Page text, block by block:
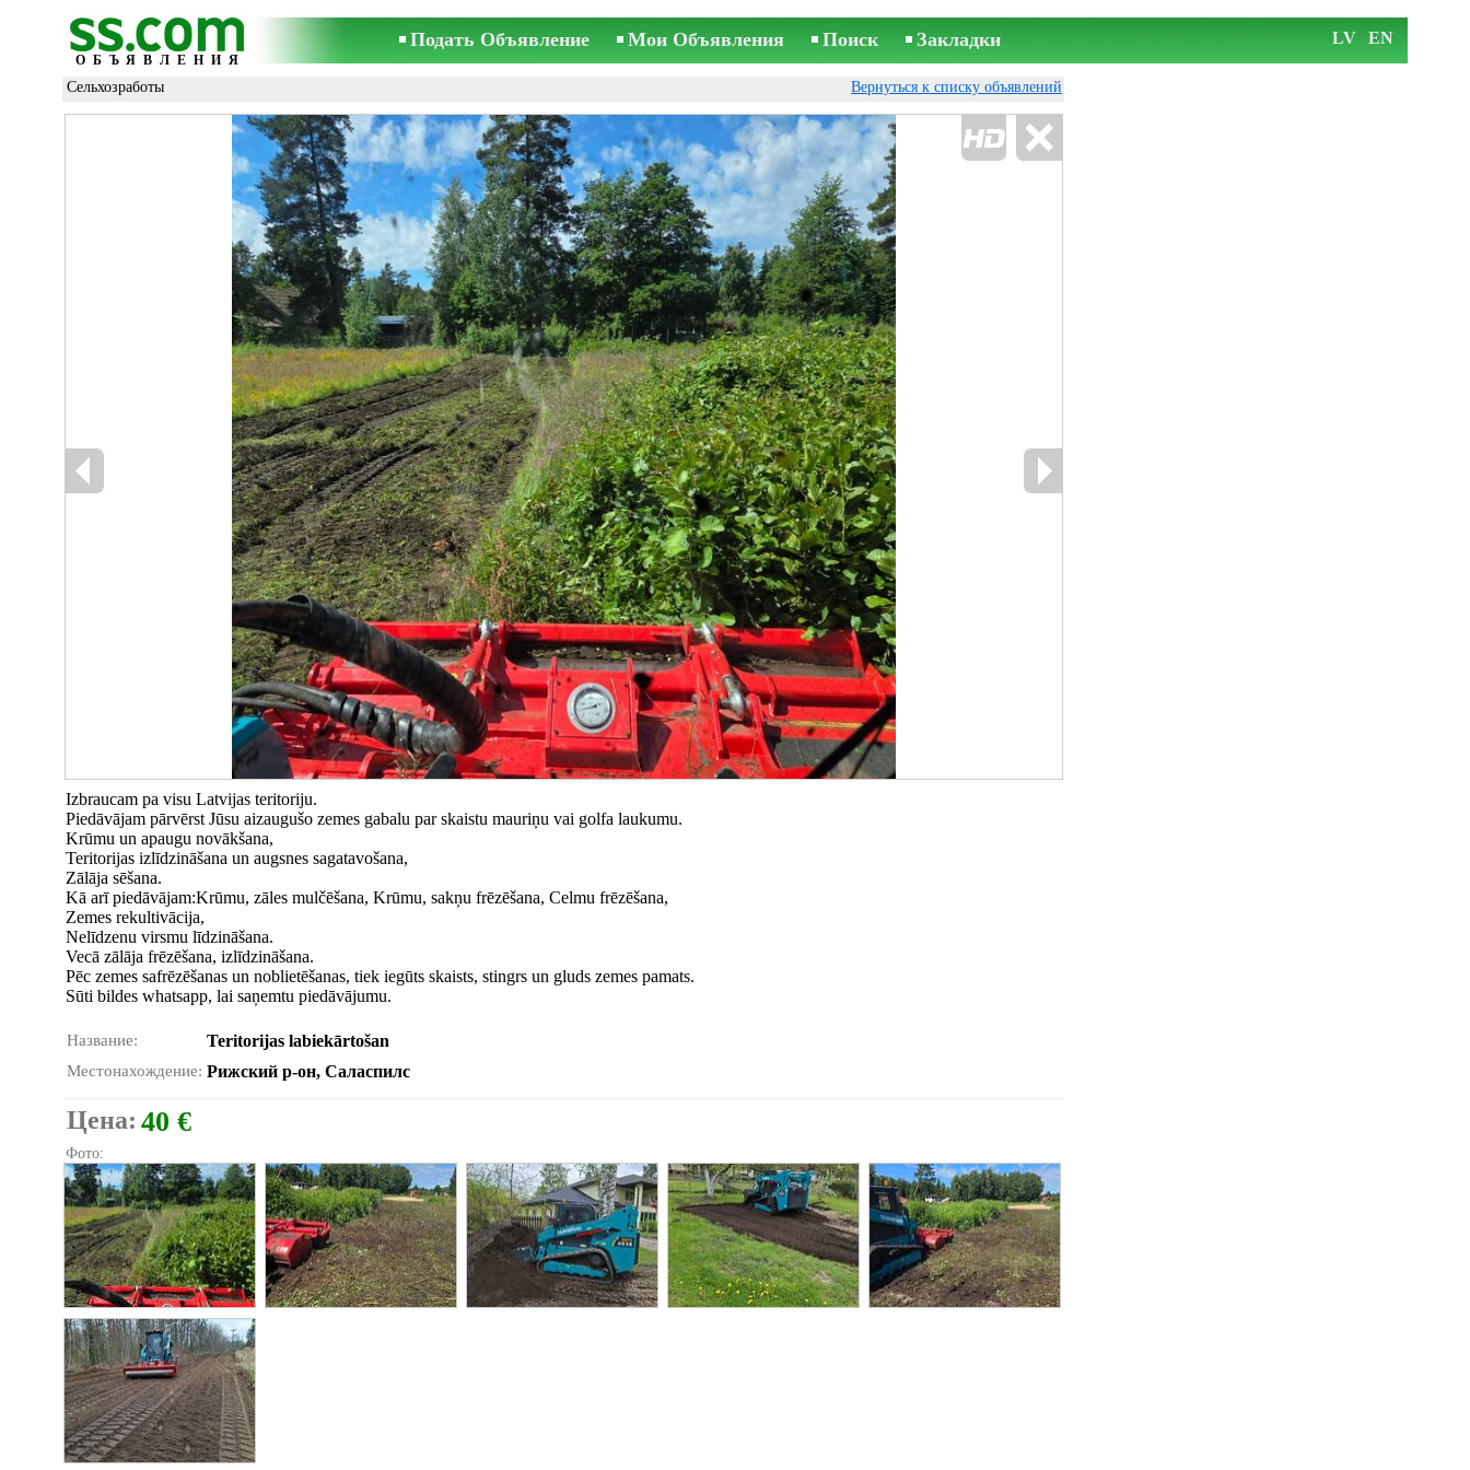
ОБЪЯВЛЕНИЯ
Подать Объявление Мои Объявления Поиск Закладки LV EN
Сельхозработы Вернуться к списку объявлений
Izbraucam pa visu Latvijas teritoriju.
Piedāvājam pārvērst Jūsu aizaugušo zemes gabalu par skaistu mauriņu vai golfa laukumu.
Krūmu un apaugu novākšana,
Teritorijas izlīdzināšana un augsnes sagatavošana,
Zālāja sēšana.
Kā arī piedāvājam:Krūmu, zāles mulčēšana, Krūmu, sakņu frēzēšana, Celmu frēzēšana,
Zemes rekultivācija,
Nelīdzenu virsmu līdzināšana.
Vecā zālāja frēzēšana, izlīdzināšana.
Pēc zemes safrēzēšanas un noblietēšanas, tiek iegūts skaists, stingrs un gluds zemes pamats.
Sūti bildes whatsapp, lai saņemtu piedāvājumu.
Название: Teritorijas labiekārtošan
Местонахождение: Рижский р-он, Саласпилс
Цена: 40 €
Фото: